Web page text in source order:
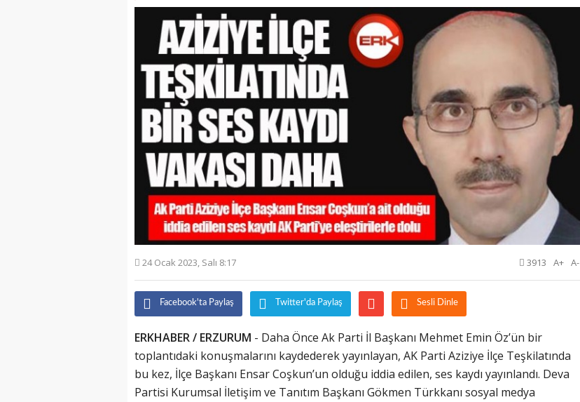
24 Ocak 2023, Salı 8:17 A-
A+
3913
Facebook'ta Paylaş Twitter'da Paylaş Sesli Dinle
ERKHABER / ERZURUM - Daha Önce Ak Parti İl Başkanı Mehmet Emin Öz’ün bir
toplantıdaki konuşmalarını kaydederek yayınlayan, AK Parti Aziziye İlçe Teşkilatında
bu kez, İlçe Başkanı Ensar Coşkun’un olduğu iddia edilen, ses kaydı yayınlandı. Deva
Partisi Kurumsal İletişim ve Tanıtım Başkanı Gökmen Türkkanı sosyal medya